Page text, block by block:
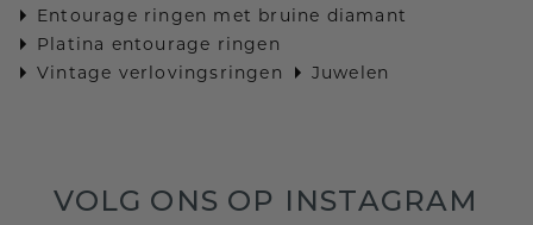
Entourage ringen met bruine diamant
Platina entourage ringen
Vintage verlovingsringen
Juwelen
VOLG ONS OP INSTAGRAM